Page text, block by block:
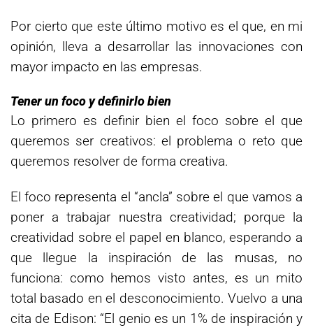
Por cierto que este último motivo es el que, en mi
opinión, lleva a desarrollar las innovaciones con
mayor impacto en las empresas.
Tener un foco y definirlo bien
Lo primero es definir bien el foco sobre el que
queremos ser creativos: el problema o reto que
queremos resolver de forma creativa.
El foco representa el “ancla” sobre el que vamos a
poner a trabajar nuestra creatividad; porque la
creatividad sobre el papel en blanco, esperando a
que llegue la inspiración de las musas, no
funciona: como hemos visto antes, es un mito
total basado en el desconocimiento. Vuelvo a una
cita de Edison: “El genio es un 1% de inspiración y